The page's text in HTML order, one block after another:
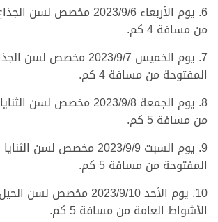
6. يوم الأربعاء 2023/9/6
من مسافة 4 كم.
7. يوم الخميس 2023/9/7 مخصص
المفتوحة من مسافة 4 كم.
8. يوم الجمعة 2023/9/8 مخصص
من مسافة 5 كم.
9. يوم السبت 2023/9/9 مخصص لسن
المفتوحة من مسافة 5 كم.
10. يوم الأحد 2023/9/10 مخصص
الأشواط العامة من مسافة 5 كم.